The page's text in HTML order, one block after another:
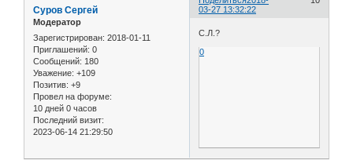
03-27 13:32:22
Cуров Сергей
Модератор
Зарегистрирован: 2018-01-11
Приглашений: 0
Сообщений: 180
Уважение: +109
Позитив: +9
Провел на форуме:
10 дней 0 часов
Последний визит:
2023-06-14 21:29:50
С.Л.?
0